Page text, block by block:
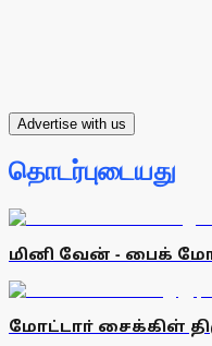
Advertise with us
தொடர்புடையது
மினி வேன் - பைக்
மோட்டாா் சைக்கிள்